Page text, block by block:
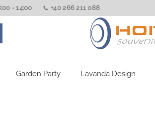
- 14:00 +40 266 211 088
Garden Party Lavanda Design